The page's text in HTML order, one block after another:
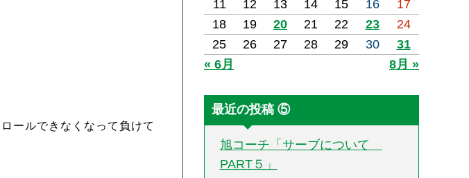
ールできなくなって負けて
11
12 13 14 15 16
17
18
19 20 21 22 23
24
25
26 27 28 29 30
31
« 6月
8月 »
最近の投稿 ⑤
旭コーチ「サーブについて
PART５」